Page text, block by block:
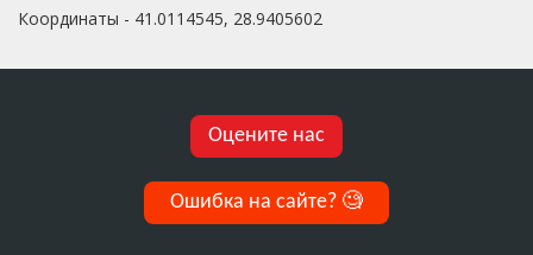
Координаты - 41.0114545, 28.9405602
Оцените нас
Ошибка на сайте? 🧐